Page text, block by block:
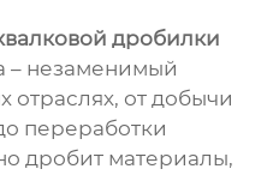
дробилки
– незаменимый
отраслях, от добычи
переработки
дробит материалы,